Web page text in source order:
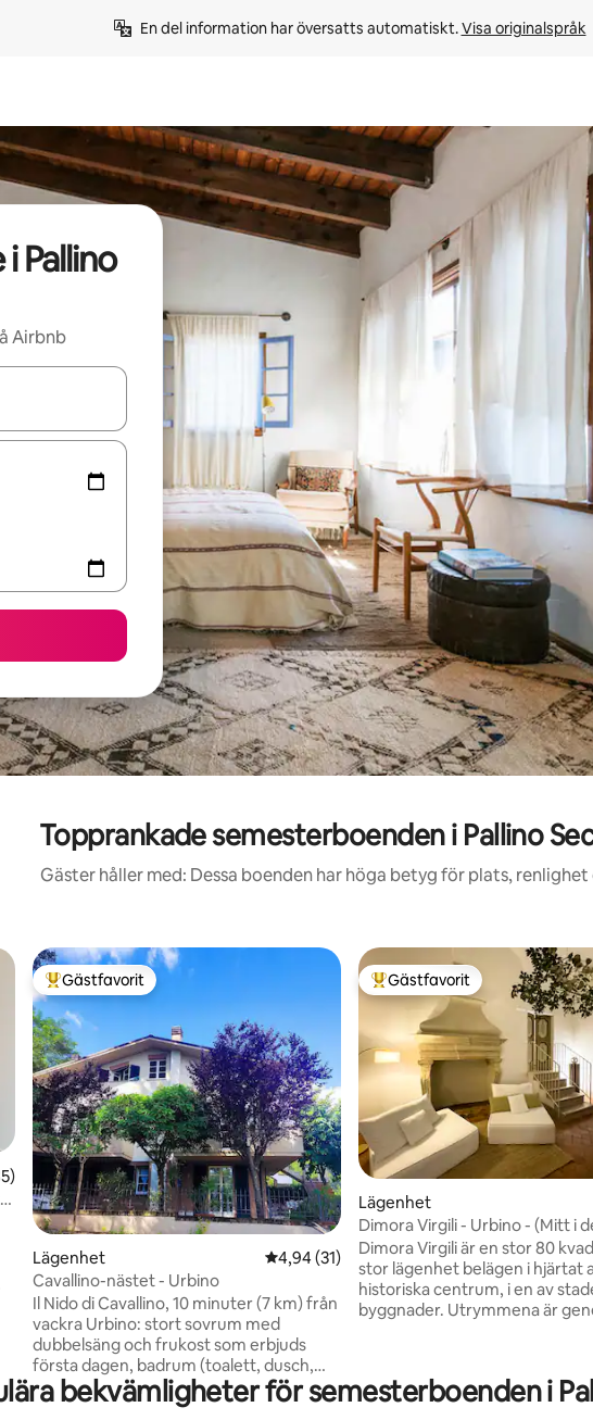
En del information har översatts automatiskt. Visa originalspråk
Pallino
Airbnb
navigera med upp- och nedåtpilarna eller utforska genom att trycka eller svepa.
Topprankade semesterboenden i Pallino
Gäster håller med: Dessa boenden har höga betyg för plats, renlighet
genomsnittligt betyg, 185 omdömen
Populär gästfavorit
Gästfavorit
Lägenhet 4,94 av 5 i genomsnittligt betyg, 31
4,94 (31)
Cavallino-nästet - Urbino
Il Nido di Cavallino, 10 minuter (7 km) från
vackra Urbino: stort sovrum med
dubbelsäng och frukost som erbjuds
första dagen, badrum (toalett, dusch,
bidé, tvättmaskin), lägenhet belägen i en
mycket lugn landsbygdsvilla med
Populär gästfavorit
Gästfavorit
Lägenhet
Dimora Virgili - Urbino - (Mitt i
historiska stadskärnan)
Dimora Virgili är en stor 80
stor lägenhet belägen i hjärtat
historiska centrum, i en av
byggnader. Utrymmena är
historiskt sammanhang av
bekvämligheter för semesterboenden i